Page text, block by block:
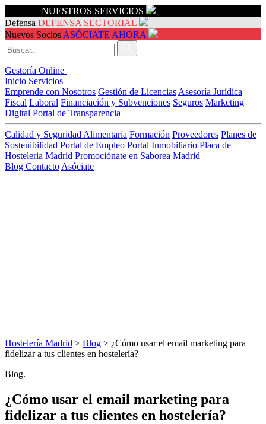
NUESTROS SERVICIOS
Defensa DEFENSA SECTORIAL
Nuevos Socios ASÓCIATE AHORA
Gestoría Online
Inicio Servicios
Emprende con Nosotros Gestión de Licencias Asesoría Jurídica
Fiscal Laboral Financiación y Subvenciones Seguros Marketing
Digital Portal de Transparencia
Calidad y Seguridad Alimentaria Formación Proveedores Planes de
Sostenibilidad Portal de Empleo Portal Inmobiliario Placa de
Hosteleria Madrid Promociónate en Saborea Madrid
Blog Contacto Asóciate
Hostelería Madrid > Blog > ¿Cómo usar el email marketing para
fidelizar a tus clientes en hostelería?
Blog.
¿Cómo usar el email marketing para
fidelizar a tus clientes en hostelería?